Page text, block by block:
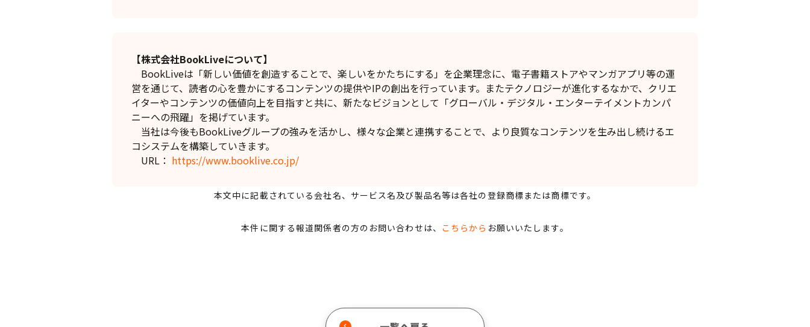
【株式会社BookLiveについて】
BookLiveは「新しい価値を創造することで、楽しいをかたちにする」を企業理念に、電子書籍ストアやマンガアプリ等の運
営を通じて、読者の心を豊かにするコンテンツの提供やIPの創出を行っています。またテクノロジーが進化するなかで、クリエ
イターやコンテンツの価値向上を目指すと共に、新たなビジョンとして「グローバル・デジタル・エンターテイメントカンパ
ニーへの飛躍」を掲げています。
当社は今後もBookLiveグループの強みを活かし、様々な企業と連携することで、より良質なコンテンツを生み出し続けるエ
コシステムを構築していきます。
URL： https://www.booklive.co.jp/
本文中に記載されている会社名、サービス名及び製品名等は各社の登録商標または商標です。
本件に関する報道関係者の方のお問い合わせは、 こちらから お願いいたします。